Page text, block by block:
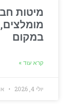
מיטות
מומלצים,
במקום
קרא עוד »
יולי 4, 2026